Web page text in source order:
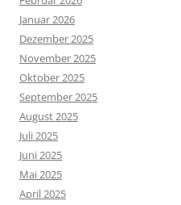
Januar 2026
Dezember 2025
November 2025
Oktober 2025
September 2025
August 2025
Juli 2025
Juni 2025
Mai 2025
April 2025